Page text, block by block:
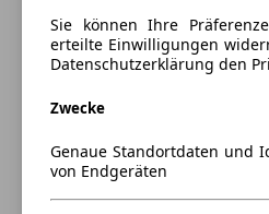
Anhängelast:
1300 kg
Hyundai KONA EV (2018 - 2023)
Sie können Ihre
erteilte Einwilligungen
Datenschutzerklärung den
Zwecke
Genaue Standortdaten und
von Endgeräten